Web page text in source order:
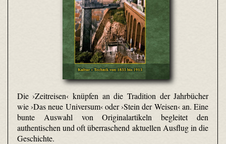
Die ›Zeitreisen‹ knüpfen an die Tradition der Jahrbücher
wie ›Das neue Universum‹ oder ›Stein der Weisen‹ an. Eine
bunte Auswahl von Originalartikeln begleitet den
authentischen und oft überraschend aktuellen Ausflug in die
Geschichte.